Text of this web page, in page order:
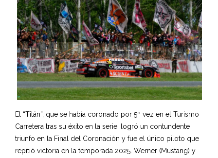
El “Titán”, que se había coronado por 5ª vez en el Turismo
Carretera tras su éxito en la serie, logró un contundente
triunfo en la Final del Coronación y fue el único piloto que
repitió victoria en la temporada 2025. Werner (Mustang) y